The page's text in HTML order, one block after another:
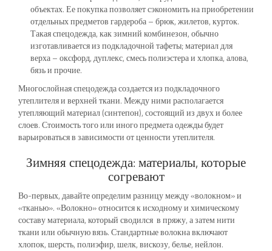
объектах. Ее покупка позволяет сэкономить на приобретении
отдельных предметов гардероба – брюк, жилетов, курток.
Такая спецодежда, как зимний комбинезон, обычно
изготавливается из подкладочной тафеты; материал для
верха – оксфорд, дуплекс, смесь полиэстера и хлопка, алова,
бязь и прочие.
Многослойная спецодежда создается из подкладочного
утеплителя и верхней ткани. Между ними располагается
утепляющий материал (синтепон), состоящий из двух и более
слоев. Стоимость того или иного предмета одежды будет
варьироваться в зависимости от ценности утеплителя.
Зимняя спецодежда: материалы, которые
согревают
Во-первых, давайте определим разницу между «волокном» и
«тканью». «Волокно» относится к исходному и химическому
составу материала, который сводился в пряжу, а затем нити
ткани или обычную вязь. Стандартные волокна включают
хлопок, шерсть, полиэфир, шелк, вискозу, белье, нейлон.